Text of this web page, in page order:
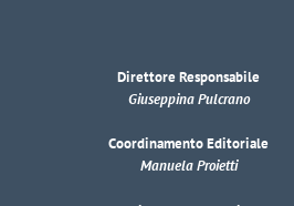
Direttore Responsabile
Giuseppina Pulcrano
Coordinamento Editoriale
Manuela Proietti